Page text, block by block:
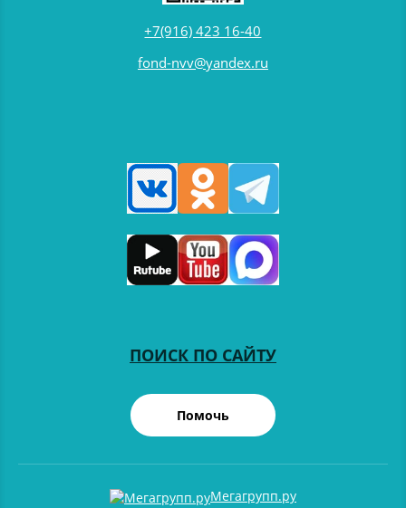
Мегагрупп.ру
+7(916) 423 16-40
fond-nvv@yandex.ru
ПОИСК ПО САЙТУ
Помочь